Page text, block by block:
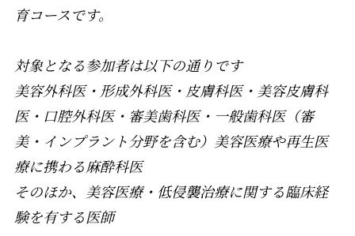
育コースです。
対象となる参加者は以下の通りです
美容外科医・形成外科医・皮膚科医・美容皮膚科
医・口腔外科医・審美歯科医・一般歯科医（審
美・インプラント分野を含む）美容医療や再生医
療に携わる麻酔科医
そのほか、美容医療・低侵襲治療に関する臨床経
験を有する医師